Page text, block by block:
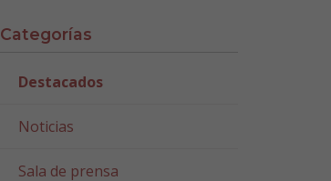
Categorías
Destacados
Noticias
Sala de prensa